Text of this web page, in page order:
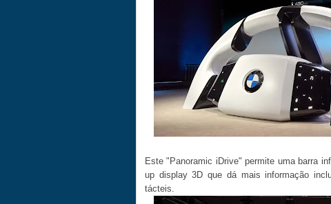
Este "Panoramic iDrive" permite uma barra
up display 3D que dá mais informação
tácteis.